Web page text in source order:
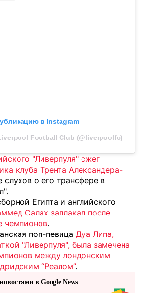
в Instagram
Football Club (@liverpoolfc)
"Ливерпуля" сжег
клуба Трента Александера-
слухов о его трансфере в
Египта и английского
Салах заплакал после
чемпионов.
поп-певица Дуа Липа,
"Ливерпуля", была замечена
между лондонским
“Реалом”.
в Google News